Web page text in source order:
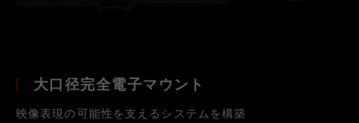
大口径完全電子マウント
映像表現の可能性を支えるシステムを構築